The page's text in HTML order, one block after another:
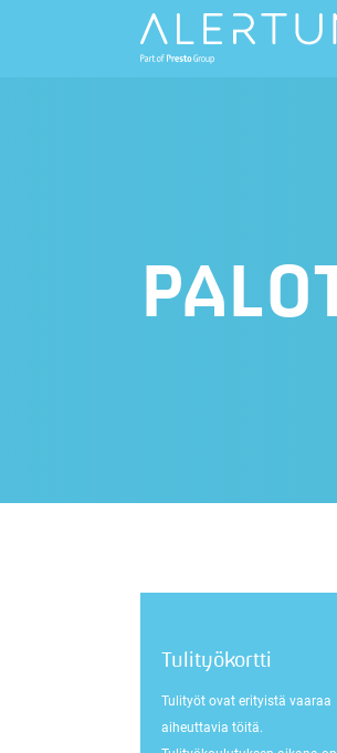
Tulityökortti
Tulityöt ovat erityistä vaaraa
aiheuttavia töitä.